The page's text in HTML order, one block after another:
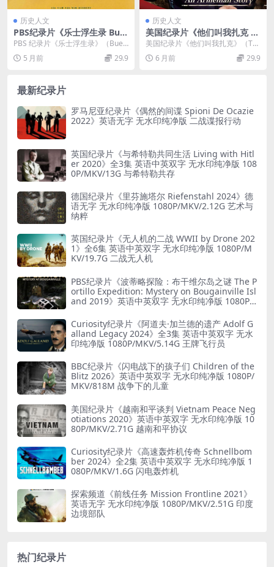
历史人文
PBS纪录片《乐士浮生录 Bue
na Vista Social Club 1999》
英语中字 720P/MKV/4.38GB
音乐纪录片
PBS 纪录片《乐士浮生录》（Buen
a Vista Social Club 1...
5 月前 29.9
历史人文
美国纪录片《他们叫我扎克 T
hey Call Me Zarko 2021》英
语中英双字 官方纯净版 1080
P/MKV/2.74G 创造财富的真
美国纪录片《他们叫我扎克》（Th
ey Call Me Zarko 2021） 这...
6 月前 29.9
最新纪录片
罗马尼亚纪录片《偶然的间谍 Spioni De Ocazie
2022》英语无字 无水印纯净版 二战谍报行动
英国纪录片《与希特勒共同生活 Living with Hitl
er 2020》全3集 英语中英双字 无水印纯净版 108
0P/MKV/13G 与希特勒共存
德国纪录片《里芬施塔尔 Riefenstahl 2024》德
语无字 无水印纯净版 1080P/MKV/2.12G 艺术与
纳粹
英国纪录片《无人机的二战 WWII by Drone 202
1》全6集 英语中英双字 无水印纯净版 1080P/M
KV/19.7G 二战无人机
PBS纪录片《波蒂略探险：布干维尔岛之谜 The P
ortillo Expedition: Mystery on Bougainville Isl
and 2019》英语中英双字 无水印纯净版 1080P/
Curiosity纪录片《阿道夫·加兰德的遗产 Adolf G
alland Legacy 2024》全3集 英语中英双字 无水
印纯净版 1080P/MKV/5.14G 王牌飞行员
BBC纪录片《闪电战下的孩子们 Children of the
Blitz 2026》英语中英双字 无水印纯净版 1080P/
MKV/818M 战争下的儿童
美国纪录片《越南和平谈判 Vietnam Peace Neg
otiations 2020》英语中英双字 无水印纯净版 10
80P/MKV/2.71G 越南和平协议
Curiosity纪录片《高速轰炸机传奇 Schnellbom
ber 2024》全2集 英语中英双字 无水印纯净版 1
080P/MKV/1.6G 闪电轰炸机
探索频道《前线任务 Mission Frontline 2021》
英语无字 无水印纯净版 1080P/MKV/2.51G 印度
边境部队
热门纪录片